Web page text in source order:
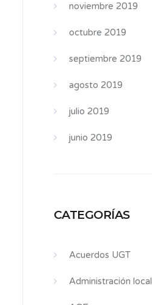
noviembre 2019
octubre 2019
septiembre 2019
agosto 2019
julio 2019
junio 2019
CATEGORÍAS
Acuerdos UGT
Administración local